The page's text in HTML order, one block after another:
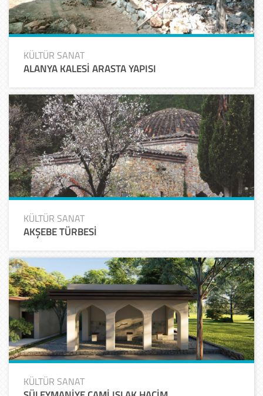
KÜLTÜR SANAT
ALANYA KALESİ ARASTA YAPISI
KÜLTÜR SANAT
AKŞEBE TÜRBESİ
KÜLTÜR SANAT